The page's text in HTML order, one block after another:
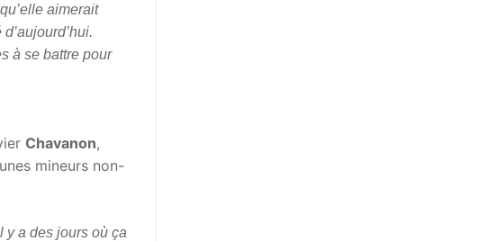
aimerait
à se battre pour
Chavanon,
mineurs non-
y a des jours où ça